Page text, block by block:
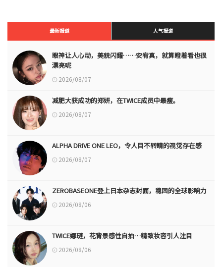
最新报道 人气报道
眼神让人心动，美貌闪耀……安宥真，就算瞪着看也很
漂亮呢
2026/08/07
减肥大获成功的郑妍，在TWICE成员中最瘦。
2026/08/07
ALPHA DRIVE ONE LEO，令人目不转睛的视觉存在感
2026/08/07
ZEROBASEONE登上日本杂志封面，稳固的全球影响力
2026/08/06
TWICE娜璉，花背景感性自拍…精致妆容引人注目
2026/08/06